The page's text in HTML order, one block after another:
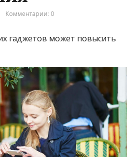
Комментарии: 0
гаджетов может повысить